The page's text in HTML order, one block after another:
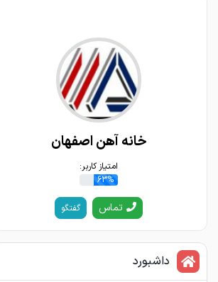
خانه آهن اصفهان
امتیاز کاربر:
63%
تماس گفتگو
داشبورد